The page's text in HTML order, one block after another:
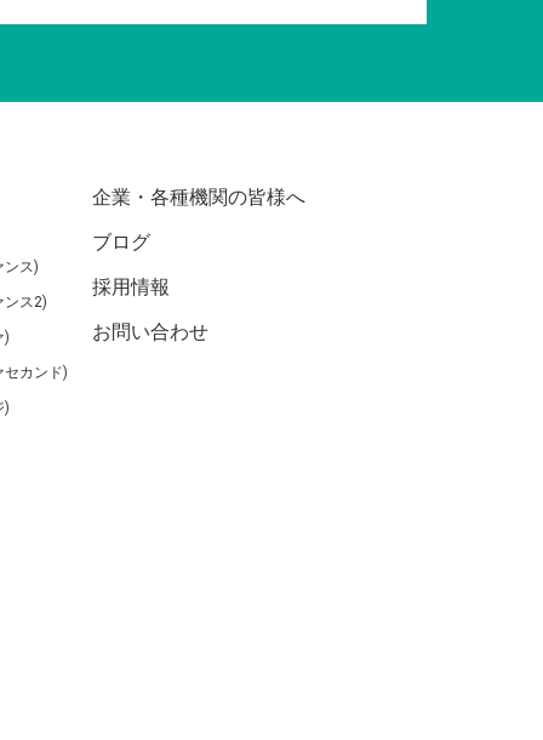
ンス)
ンス2)
)
セカンド)
)
企業・各種機関の皆様へ
ブログ
採用情報
お問い合わせ